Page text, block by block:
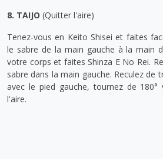
8. TAIJO (Quitter l'aire)
Tenez-vous en Keito Shisei et faites
le sabre de la main gauche à la main
votre corps et faites Shinza E No Rei.
sabre dans la main gauche. Reculez de
avec le pied gauche, tournez de
l'aire.